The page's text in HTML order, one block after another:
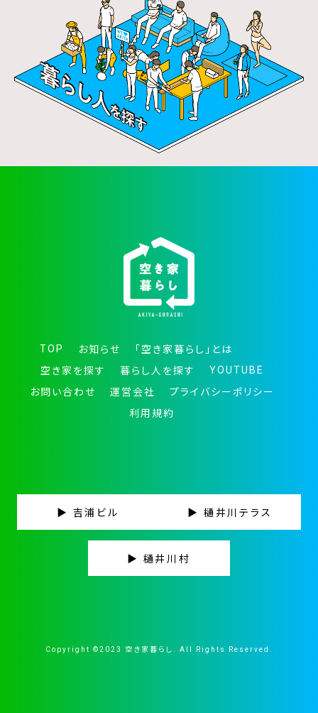
TOP お知らせ
「空き家暮らし」とは
空き家を探す
暮らし人を探す
YOUTUBE
お問い合わせ
運営会社
プライバシーポリシー
利用規約
▶ 吉浦ビル ▶ 樋井川テラス
▶ 樋井川村
Copyright ©2023 空き家暮らし. All Rights Reserved.